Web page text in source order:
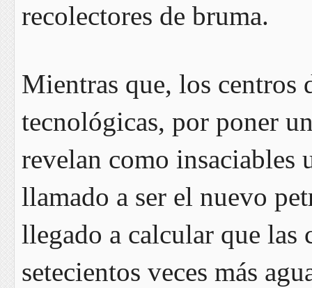
recolectores de bruma.
Mientras que, los centros
tecnológicas, por poner
revelan como insaciables
llamado a ser el nuevo
llegado a calcular que las
setecientos veces más